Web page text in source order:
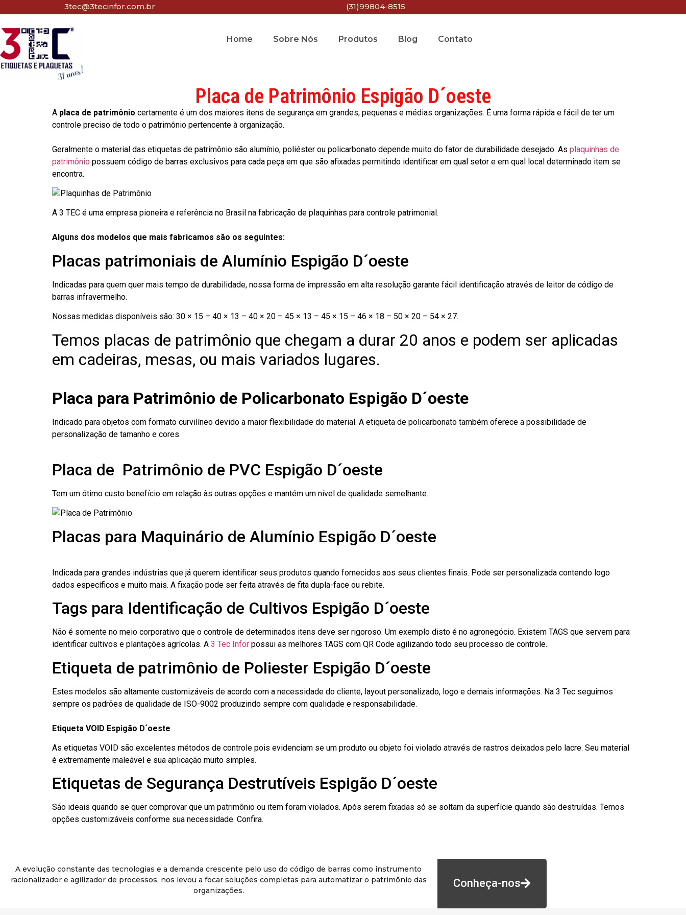
3tec@3tecinfor.com.br (31)99804-8515
Home Sobre Nós Produtos Blog Contato
Placa de Patrimônio Espigão D´oeste
A placa de patrimônio certamente é um dos maiores itens de segurança em grandes, pequenas e médias organizações. É uma forma rápida e fácil de ter um
controle preciso de todo o patrimônio pertencente à organização.
Geralmente o material das etiquetas de patrimônio são alumínio, poliéster ou policarbonato depende muito do fator de durabilidade desejado. As plaquinhas de
patrimônio possuem código de barras exclusivos para cada peça em que são afixadas permitindo identificar em qual setor e em qual local determinado item se
encontra.
A 3 TEC é uma empresa pioneira e referência no Brasil na fabricação de plaquinhas para controle patrimonial.
Alguns dos modelos que mais fabricamos são os seguintes:
Placas patrimoniais de Alumínio Espigão D´oeste
Indicadas para quem quer mais tempo de durabilidade, nossa forma de impressão em alta resolução garante fácil identificação através de leitor de código de
barras infravermelho.
Nossas medidas disponíveis são: 30 × 15 – 40 × 13 – 40 × 20 – 45 × 13 – 45 × 15 – 46 × 18 – 50 × 20 – 54 × 27.
Temos placas de patrimônio que chegam a durar 20 anos e podem ser aplicadas
em cadeiras, mesas, ou mais variados lugares.
Placa para Patrimônio de Policarbonato Espigão D´oeste
Indicado para objetos com formato curvilíneo devido a maior flexibilidade do material. A etiqueta de policarbonato também oferece a possibilidade de
personalização de tamanho e cores.
Placa de Patrimônio de PVC Espigão D´oeste
Tem um ótimo custo benefício em relação às outras opções e mantém um nível de qualidade semelhante.
Placas para Maquinário de Alumínio Espigão D´oeste
Indicada para grandes indústrias que já querem identificar seus produtos quando fornecidos aos seus clientes finais. Pode ser personalizada contendo logo
dados específicos e muito mais. A fixação pode ser feita através de fita dupla-face ou rebite.
Tags para Identificação de Cultivos Espigão D´oeste
Não é somente no meio corporativo que o controle de determinados itens deve ser rigoroso. Um exemplo disto é no agronegócio. Existem TAGS que servem para
identificar cultivos e plantações agrícolas. A 3 Tec Infor possui as melhores TAGS com QR Code agilizando todo seu processo de controle.
Etiqueta de patrimônio de Poliester Espigão D´oeste
Estes modelos são altamente customizáveis de acordo com a necessidade do cliente, layout personalizado, logo e demais informações. Na 3 Tec seguimos
sempre os padrões de qualidade de ISO-9002 produzindo sempre com qualidade e responsabilidade.
Etiqueta VOID Espigão D´oeste
As etiquetas VOID são excelentes métodos de controle pois evidenciam se um produto ou objeto foi violado através de rastros deixados pelo lacre. Seu material
é extremamente maleável e sua aplicação muito simples.
Etiquetas de Segurança Destrutíveis Espigão D´oeste
São ideais quando se quer comprovar que um patrimônio ou item foram violados. Após serem fixadas só se soltam da superfície quando são destruídas. Temos
opções customizáveis conforme sua necessidade. Confira.
A evolução constante das tecnologias e a demanda crescente pelo uso do código de barras como instrumento
racionalizador e agilizador de processos, nos levou a focar soluções completas para automatizar o patrimônio das
organizações.
Conheça-nos